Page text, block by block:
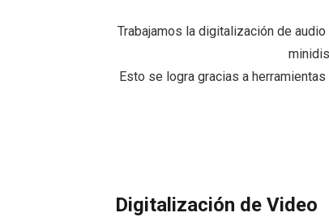
Trabajamos la digitalización de
Esto se logra gracias a
Digitalización de Video